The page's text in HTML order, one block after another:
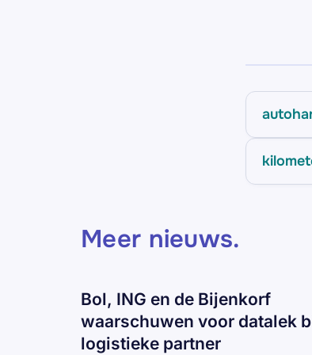
Meer nieuws.
Bol, ING en de Bijenkorf
waarschuwen voor datalek
logistieke partner